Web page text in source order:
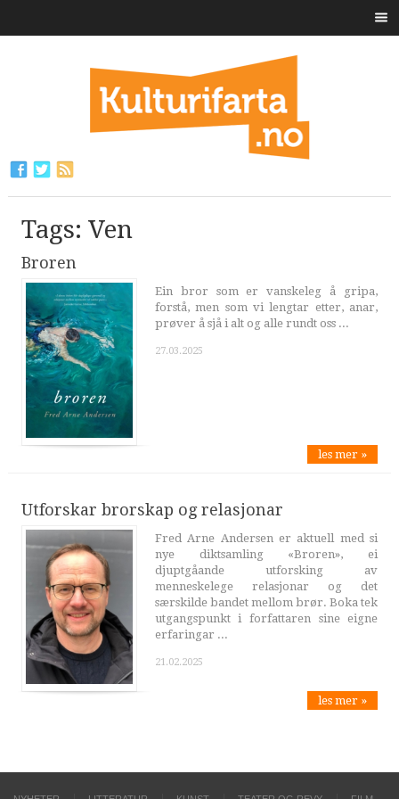
Tags: Ven
Broren
Ein bror som er vanskeleg å gripa,
forstå, men som vi lengtar etter, anar,
prøver å sjå i alt og alle rundt oss ...
27.03.2025
les mer »
Utforskar brorskap og relasjonar
Fred Arne Andersen er aktuell med si
nye diktsamling «Broren», ei
djuptgåande utforsking av
menneskelege relasjonar og det
særskilde bandet mellom brør. Boka tek
utgangspunkt i forfattaren sine eigne
erfaringar ...
21.02.2025
les mer »